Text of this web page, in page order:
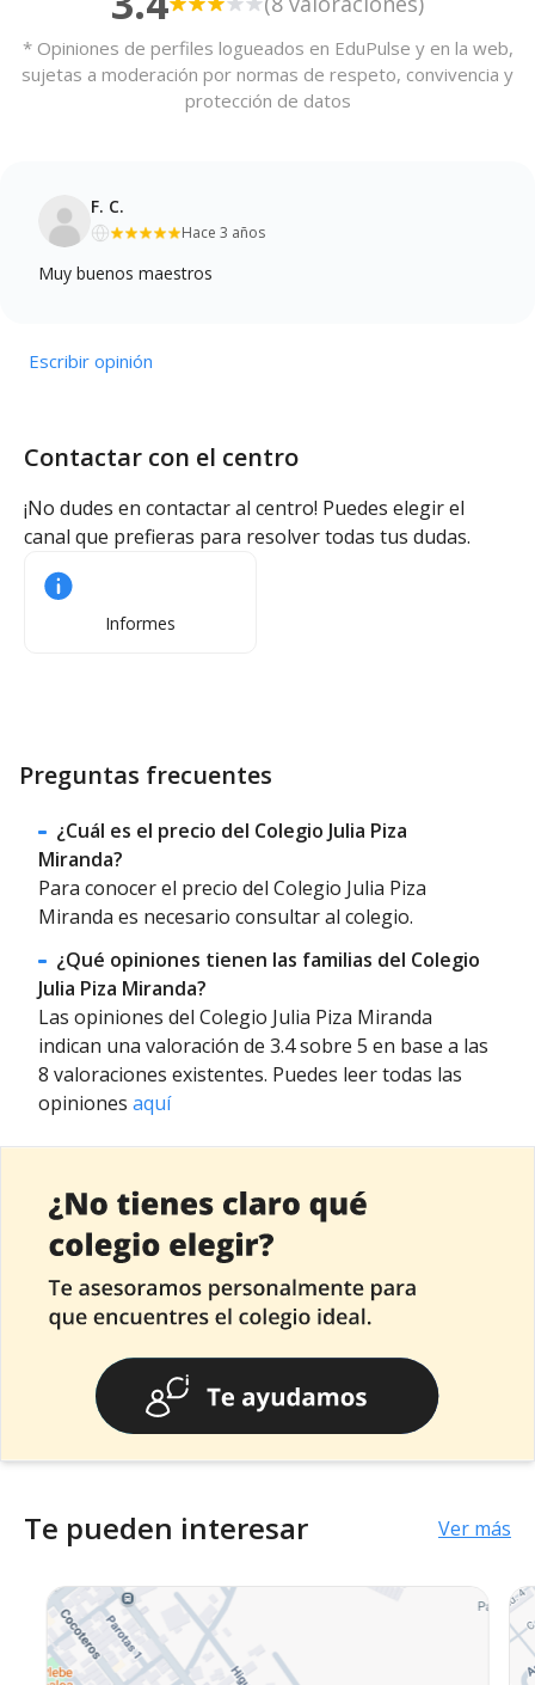
* Opiniones de perfiles logueados en EduPulse y en la web,
sujetas a moderación por normas de respeto, convivencia y
protección de datos
F. C.
Hace 3 años
Muy buenos maestros
Escribir opinión
Contactar con el centro
¡No dudes en contactar al centro! Puedes elegir el
canal que prefieras para resolver todas tus dudas.
Informes
Preguntas frecuentes
¿Cuál es el precio del Colegio Julia Piza
Miranda?
Para conocer el precio del Colegio Julia Piza
Miranda es necesario consultar al colegio.
¿Qué opiniones tienen las familias del Colegio
Julia Piza Miranda?
Las opiniones del Colegio Julia Piza Miranda
indican una valoración de 3.4 sobre 5 en base a las
8 valoraciones existentes. Puedes leer todas las
opiniones aquí
Te pueden interesar Ver más